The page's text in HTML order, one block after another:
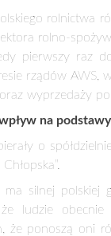
rolnictwa
rolno-
pierwszy raz
rządów AWS,
wyprzedaży
na
o
silnej
ludzie
że ponoszą oni